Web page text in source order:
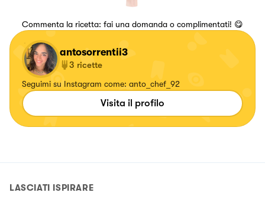
Commenta la ricetta: fai una domanda o complimentati! 😋
antosorrentii3
3 ricette
Seguimi su Instagram come: anto_chef_92
Visita il profilo
LASCIATI ISPIRARE